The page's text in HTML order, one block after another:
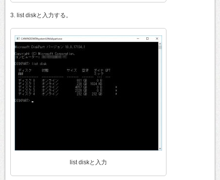
3. list diskと入力する。
list diskと入力